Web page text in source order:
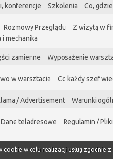
konferencje Szkolenia Co,
Rozmowy Przeglądu Z wizytą w
i mechanika
zamienne Wyposażenie
w warsztacie Co każdy szef
/ Advertisement Warunki
Dane teladresowe Regulamin /
cookie w celu realizacji usług zgodnie z